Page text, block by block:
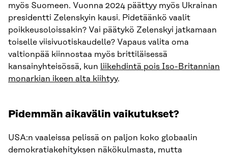
myös Suomeen. Vuonna 2024 päättyy myös Ukrainan
presidentti Zelenskyin kausi. Pidetäänkö vaalit
poikkeusoloissakin? Vai päätykö Zelenskyi jatkamaan
toiselle viisivuotiskaudelle? Vapaus valita oma
valtionpää kiinnostaa myös brittiläisessä
kansainyhteisössä, kun liikehdintä pois Iso-Britannian
monarkian ikeen alta kiihtyy.
Pidemmän aikavälin vaikutukset?
USA:n vaaleissa pelissä on paljon koko globaalin
demokratiakehityksen näkökulmasta, mutta